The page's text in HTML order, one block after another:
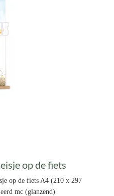
op de fiets
op de fiets A4 (210 x 297
mc (glanzend)